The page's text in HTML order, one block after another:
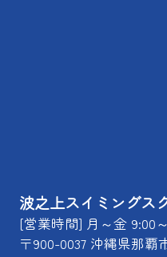
波之上スイミングス
[営業時間] 月～金 9:00
〒900-0037 沖縄県那覇